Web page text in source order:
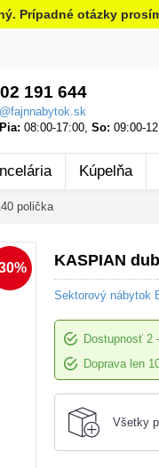
Prípadné otázky
191 644
08:00-17:00, So: 09:00-
Kúpelňa
polička
KASPIAN
Sektorový nábytok
Dostupnosť 2
Doprava len
Všetky